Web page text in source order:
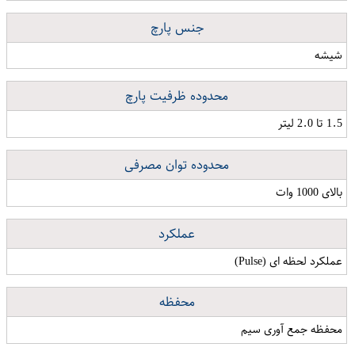
جنس پارچ
شیشه
محدوده ظرفیت پارچ
1.5 تا 2.0 لیتر
محدوده توان مصرفی
بالای 1000 وات
عملکرد
عملکرد لحظه ای (Pulse)
محفظه
محفظه جمع آوری سیم